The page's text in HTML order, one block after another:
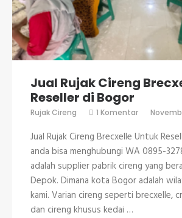
Jual Rujak Cireng
Reseller di Bogor
Rujak Cireng 1 Komentarpada
Cireng
Brecxelle
Untuk
Reseller
Bogor
Jual Rujak Cireng Brecxelle Untuk
anda bisa menghubungi WA 0895-
adalah supplier pabrik cireng yang
Depok. Dimana kota Bogor adalah
kami. Varian cireng seperti brecxelle,
dan cireng khusus kedai …